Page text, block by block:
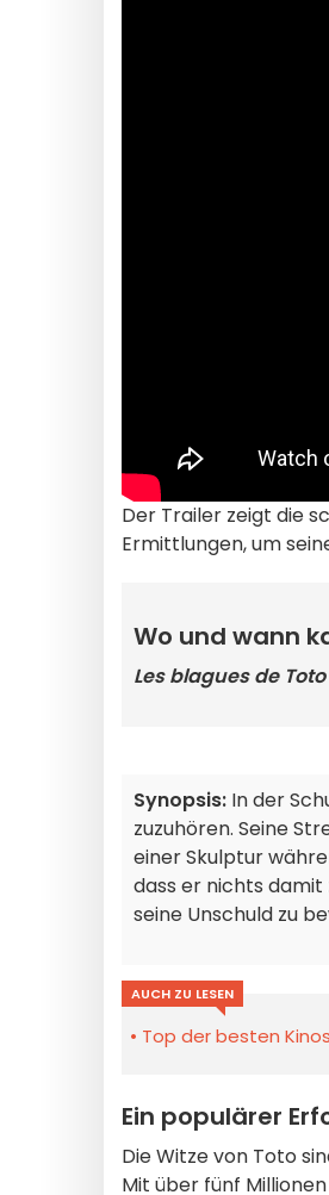
Der Trailer zeigt die
Ermittlungen, um
Wo und wann
Les blagues de Toto
Synopsis: In der
zuzuhören. Seine
einer Skulptur
dass er nichts
seine Unschuld zu
AUCH ZU LESEN
Top der besten
Ein populärer
Die Witze von Toto
Mit über fünf